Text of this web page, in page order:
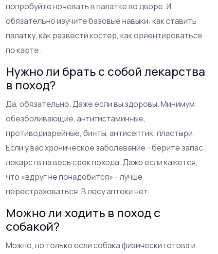
попробуйте ночевать в палатке во дворе. И
обязательно изучите базовые навыки: как ставить
палатку, как развести костер, как ориентироваться
по карте.
Нужно ли брать с собой лекарства
в поход?
Да, обязательно. Даже если вы здоровы. Минимум:
обезболивающие, антигистаминные,
противодиарейные, бинты, антисептик, пластыри.
Если у вас хроническое заболевание - берите запас
лекарств на весь срок похода. Даже если кажется,
что «вдруг не понадобится» - лучше
перестраховаться. В лесу аптеки нет.
Можно ли ходить в поход с
собакой?
Можно, но только если собака физически готова и